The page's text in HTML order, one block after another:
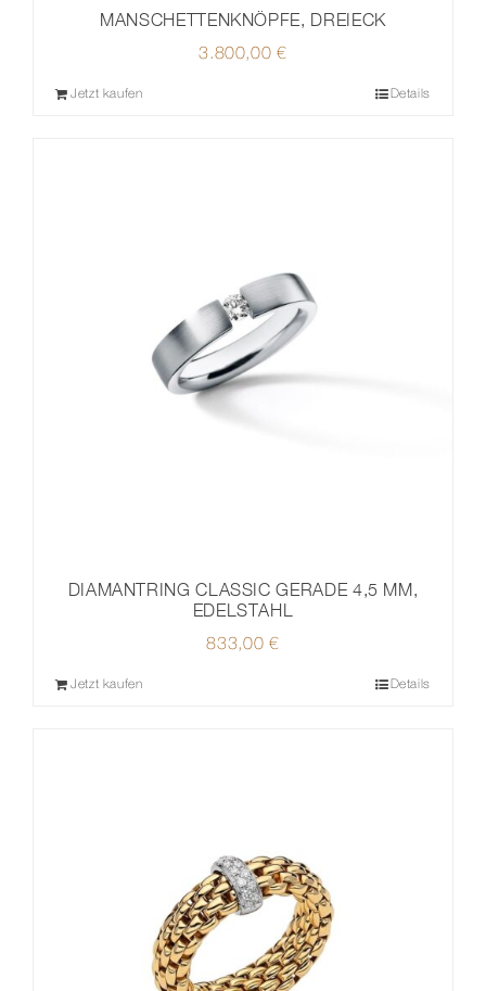
MANSCHETTENKNÖPFE, DREIECK
3.800,00€
Jetzt kaufen Details
DIAMANTRING CLASSIC GERADE 4,5 MM,
EDELSTAHL
833,00 €
Jetzt kaufen Details